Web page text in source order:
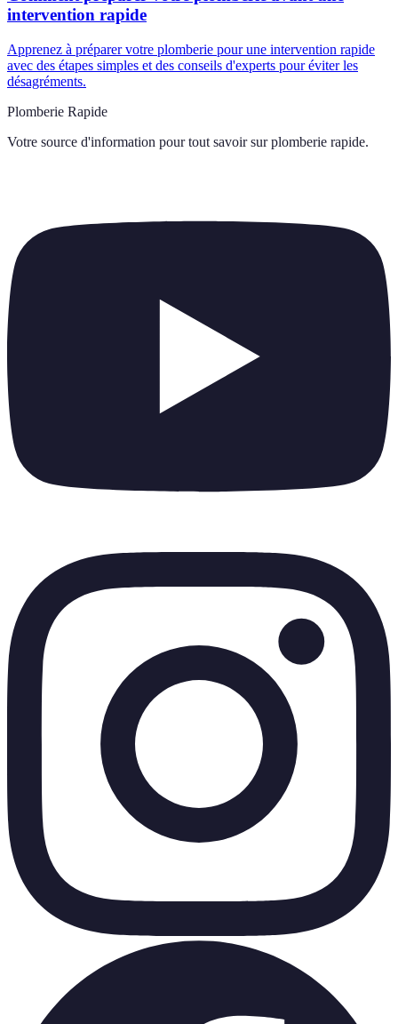
intervention rapide
Apprenez à préparer votre plomberie pour une intervention rapide
avec des étapes simples et des conseils d'experts pour éviter les
désagréments.
Plomberie Rapide
Votre source d'information pour tout savoir sur plomberie rapide.